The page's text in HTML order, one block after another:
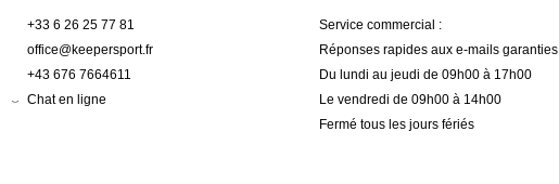
+33 6 26 25 77 81
office@keepersport.fr
+43 676 7664611
Chat en ligne
Service commercial :
Réponses rapides aux e-mails garanties
Du lundi au jeudi de 09h00 à 17h00
Le vendredi de 09h00 à 14h00
Fermé tous les jours fériés